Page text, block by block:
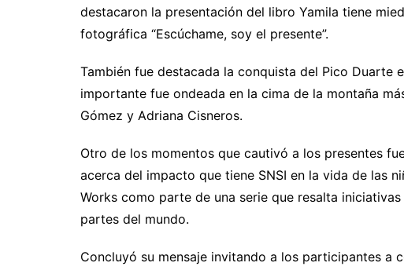
destacaron la presentación del libro Yamila tiene
fotográfica “Escúchame, soy el presente”.
También fue destacada la conquista del Pico Duarte
importante fue ondeada en la cima de la montaña
Gómez y Adriana Cisneros.
Otro de los momentos que cautivó a los presentes
acerca del impacto que tiene SNSI en la vida de las
Works como parte de una serie que resalta
partes del mundo.
Concluyó su mensaje invitando a los participantes a